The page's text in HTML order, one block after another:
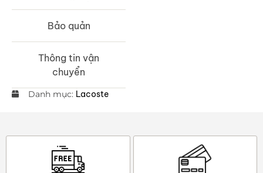
Bảo quản
Thông tin vận
chuyển
Danh mục: Lacoste